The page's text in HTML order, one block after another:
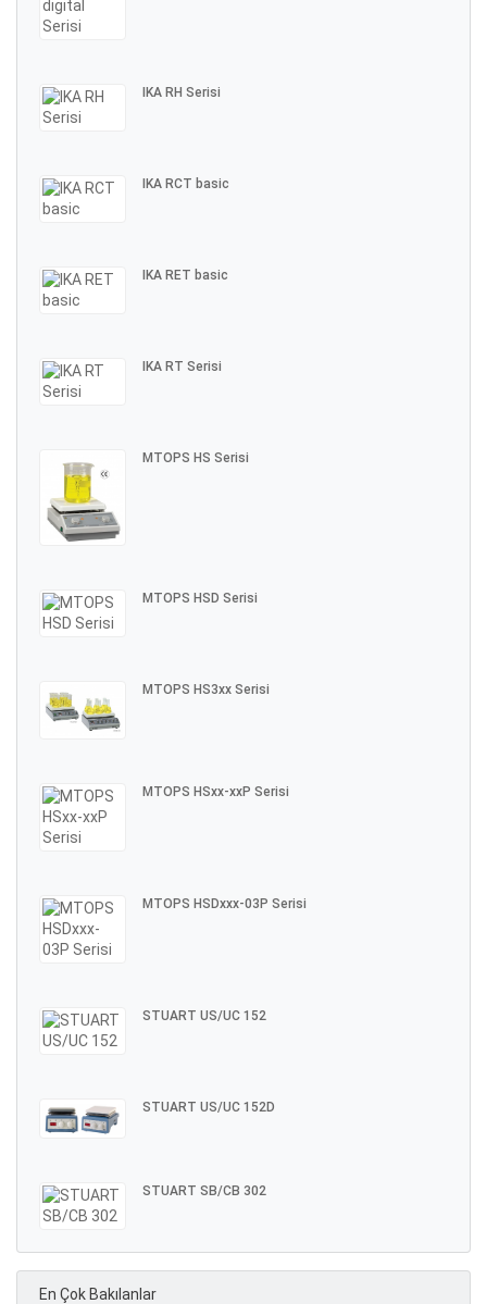
IKA RH Serisi
IKA RCT basic
IKA RET basic
IKA RT Serisi
MTOPS HS Serisi
MTOPS HSD Serisi
MTOPS HS3xx Serisi
MTOPS HSxx-xxP Serisi
MTOPS HSDxxx-03P Serisi
STUART US/UC 152
STUART US/UC 152D
STUART SB/CB 302
En Çok Bakılanlar